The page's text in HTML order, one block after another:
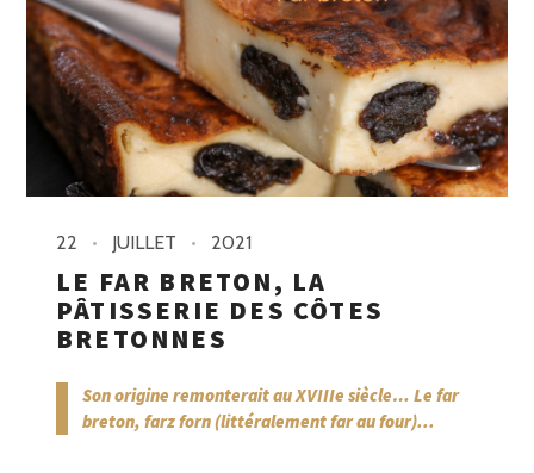
22 JUILLET 2021
LE FAR BRETON, LA
PÂTISSERIE DES CÔTES
BRETONNES
Son origine remonterait au XVIIIe siècle… Le far
breton, farz forn (littéralement far au four)...